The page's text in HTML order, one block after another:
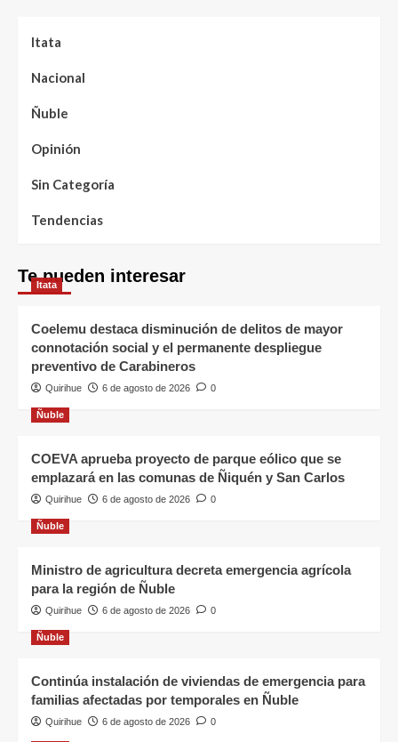
Itata
Nacional
Ñuble
Opinión
Sin Categoría
Tendencias
Te pueden interesar
Itata
Coelemu destaca disminución de delitos de mayor
connotación social y el permanente despliegue
preventivo de Carabineros
Quirihue 6 de agosto de 2026 0
Ñuble
COEVA aprueba proyecto de parque eólico que se
emplazará en las comunas de Ñiquén y San Carlos
Quirihue 6 de agosto de 2026 0
Ñuble
Ministro de agricultura decreta emergencia agrícola
para la región de Ñuble
Quirihue 6 de agosto de 2026 0
Ñuble
Continúa instalación de viviendas de emergencia para
familias afectadas por temporales en Ñuble
Quirihue 6 de agosto de 2026 0